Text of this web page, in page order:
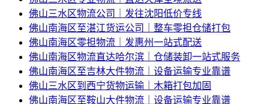
佛山三水区物流公司｜发往沈阳低价专线
佛山南海区至湛江货运公司｜整车零担仓储打包
佛山南海区零担物流｜发惠州一站式配送
佛山南海区物流直达哈尔滨｜仓储装卸一站式服务
佛山南海区至吉林大件物流｜设备运输专业靠谱
佛山三水区到西宁货物运输｜木箱打包加固
佛山南海区至鞍山大件物流｜设备运输专业靠谱